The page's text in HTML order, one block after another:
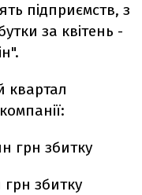
підприємств, з
за квітень -
квартал
грн збитку
збитку